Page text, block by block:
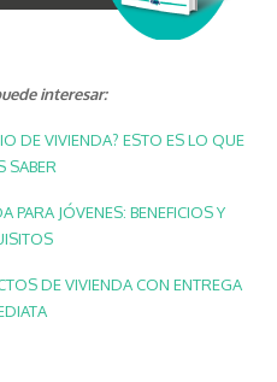
interesar:
DE VIVIENDA? ESTO ES LO QUE
SABER
PARA JÓVENES: BENEFICIOS Y
DE VIVIENDA CON ENTREGA